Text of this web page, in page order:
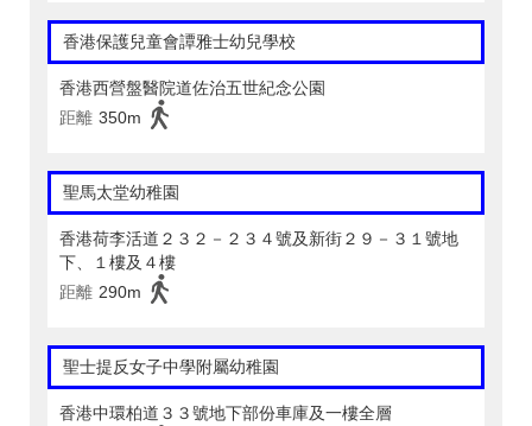
香港保護兒童會譚雅士幼兒學校
香港西營盤醫院道佐治五世紀念公園
距離 350m
聖馬太堂幼稚園
香港荷李活道２３２－２３４號及新街２９－３１號地
下、１樓及４樓
距離 290m
聖士提反女子中學附屬幼稚園
香港中環柏道３３號地下部份車庫及一樓全層